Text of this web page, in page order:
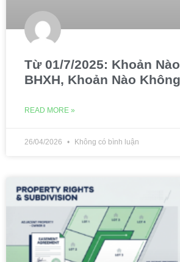
Từ 01/7/2025: Khoản
BHXH, Khoản Nào
READ MORE »
26/04/2026 Không có bình luận